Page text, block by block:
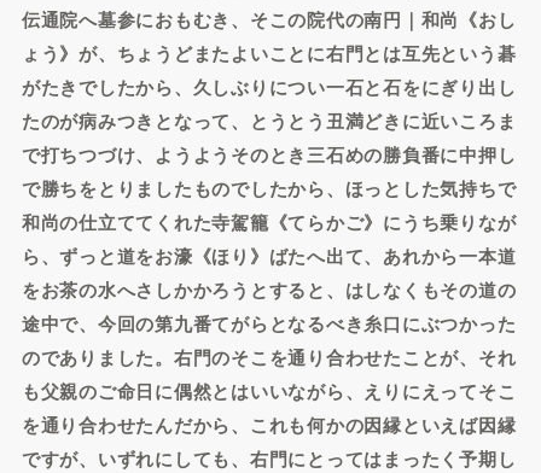
伝通院へ墓参におもむき、そこの院代の南円｜和尚《おし
ょう》が、ちょうどまたよいことに右門とは互先という碁
がたきでしたから、久しぶりについ一石と石をにぎり出し
たのが病みつきとなって、とうとう丑満どきに近いころま
で打ちつづけ、ようようそのとき三石めの勝負番に中押し
で勝ちをとりましたものでしたから、ほっとした気持ちで
和尚の仕立ててくれた寺駕籠《てらかご》にうち乗りなが
ら、ずっと道をお濠《ほり》ばたへ出て、あれから一本道
をお茶の水へさしかかろうとすると、はしなくもその道の
途中で、今回の第九番てがらとなるべき糸口にぶつかった
のでありました。右門のそこを通り合わせたことが、それ
も父親のご命日に偶然とはいいながら、えりにえってそこ
を通り合わせたんだから、これも何かの因縁といえば因縁
ですが、いずれにしても、右門にとってはまったく予期し